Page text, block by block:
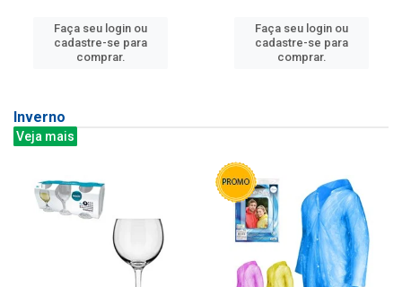
Faça seu login ou
cadastre-se para
comprar.
Faça seu login ou
cadastre-se para
comprar.
Inverno
Veja mais